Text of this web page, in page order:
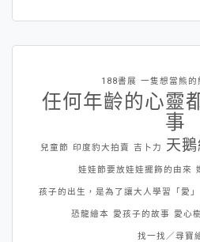
188書展 一隻想當熊的
任何年齡的心靈
事
兒童節 印度豹大拍賣 吉卜力 天
娃娃節要放娃娃擺飾的由來
孩子的出生，是為了讓大人學習「愛」
恐龍繪本 愛孩子的故事 愛心
找一找／尋寶